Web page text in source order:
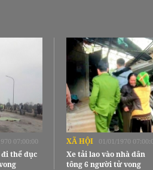
07:00:00
thể dục
XÃ HỘI 01/01/1970
Xe tải lao vào nhà dân
tông 6 người tử vong